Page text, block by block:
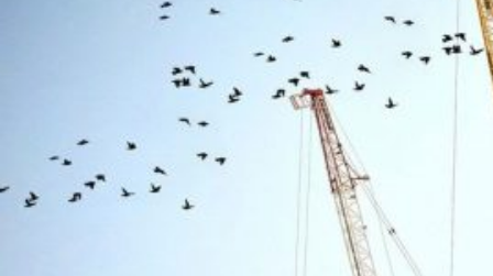
Corredora de seguros
Sobre Protek
Trabaja con nosotros